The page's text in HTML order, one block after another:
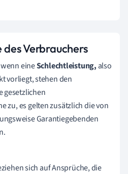
Verbrauchers
eineSchlechtleistung, also
vorliegt, stehen den
gesetzlichen
zu, es gelten zusätzlich die von
Garantiegebenden
sich auf Ansprüche, die